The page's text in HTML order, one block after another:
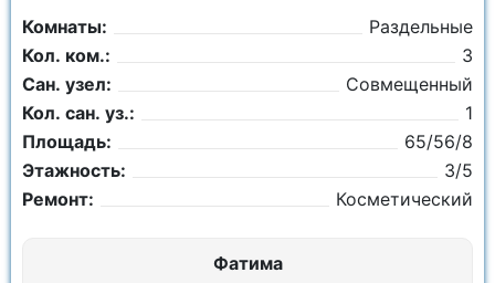
Комнаты:
Раздельные
Кол. ком.:
3
Сан. узел:
Совмещенный
Кол. сан. уз.:
1
Площадь:
65/56/8
Этажность:
3/5
Ремонт:
Косметический
Фатима